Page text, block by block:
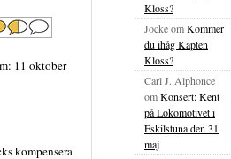
11 oktober
kompensera
Kloss?
JockeomKommer
du ihåg Kapten
Kloss?
Carl J. Alphonce
omKonsert: Kent
på Lokomotivet i
Eskilstuna den 31
maj